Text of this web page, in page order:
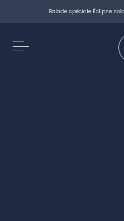
Balade spéciale Éclipse